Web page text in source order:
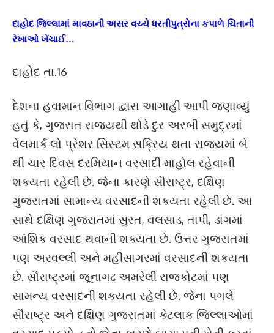
દાહોદ જિલ્લામાં માવઠાની અસર વચ્ચે ધરતીપુત્રોના કપાળે ચિંતાની
રેખાઓ ખેંચાઈ…
દાહોદ તા.16
દેશના હવામાન વિભાગ દ્વારા આગાહી આપી જણાવ્યું
હતું કે, ગુજરાત રાજ્યથી થોડે દુર અરબી સમુદ્રમાં
વેલમાર્ક લો પ્રેશર સિસ્ટમ સક્રિય થતા રાજ્યમાં બે
થી ચાર દિવસ દરમિયાન વરસાદી માહોલ રહેવાની
શકયતા રહેલી છે. જેના કારણે સૌરાષ્ટ્ર, દક્ષિણ
ગુજરાતમાં સામાન્ય વરસાદની શકયતા રહેલી છે. આ
સાથે દક્ષિણ ગુજરાતમાં સુરત, વલસાડ, તાપી, ડાંગમાં
આંશિક વરસાદ થવાની શક્યતા છે. ઉત્તર ગુજરાતમાં
પણ અરવલ્લી અને મહીસાગરમાં વરસાદની શકયતા
છે. સૌરાષ્ટ્રમાં જૂનાગઢ અમરેલી રાજકોટમાં પણ
સામન્ય વરસાદની શકયતા રહેલી છે. જેના પગલે
સૌરાષ્ટ્ર અને દક્ષિણ ગુજરાતમાં કેટલાક જિલ્લાઓમાં